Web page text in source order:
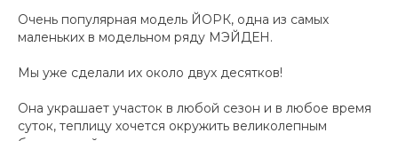
Очень популярная модель ЙОРК, одна из самых
маленьких в модельном ряду МЭЙДЕН.
Мы уже сделали их около двух десятков!
Она украшает участок в любой сезон и в любое время
суток, теплицу хочется окружить великолепным